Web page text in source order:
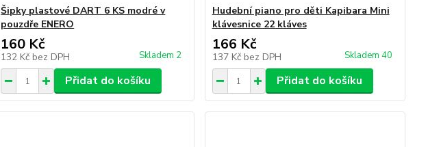
Šipky plastové DART 6 KS modré v
pouzdře ENERO
160 Kč
132 Kč bez DPH Skladem 2
Přidat do košíku
Hudební piano pro děti Kapibara Mini
klávesnice 22 kláves
166 Kč
137 Kč bez DPH Skladem 40
Přidat do košíku